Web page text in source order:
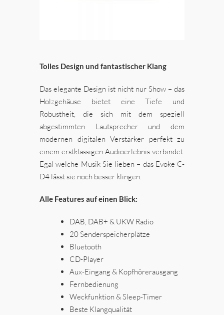
Tolles Design und fantastischer Klang
Das elegante Design ist nicht nur Show – das
Holzgehäuse bietet eine Tiefe und
Robustheit, die sich mit dem speziell
abgestimmten Lautsprecher und dem
modernen digitalen Verstärker perfekt zu
einem erstklassigen Audioerlebnis verbindet.
Egal welche Musik Sie lieben – das Evoke C-
D4 lässt sie noch besser klingen.
Alle Features auf einen Blick:
DAB, DAB+ & UKW Radio
20 Senderspeicherplätze
Bluetooth
CD-Player
Aux-Eingang & Kopfhörerausgang
Fernbedienung
Weckfunktion & Sleep-Timer
Beste Klangqualität